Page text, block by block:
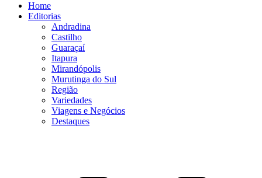
Home
Editorias
Andradina
Castilho
Guaraçaí
Itapura
Mirandópolis
Murutinga do Sul
Região
Variedades
Viagens e Negócios
Destaques